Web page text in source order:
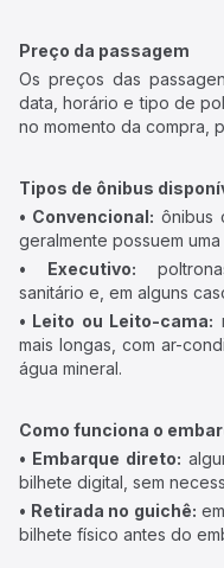
Preço da passagem
Os preços das
data, horário e tipo de
no momento da compra,
Tipos de ônibus
• Convencional: ônibus
geralmente possuem
• Executivo:
sanitário e, em alguns
• Leito ou Leito-cama:
mais longas, com ar-
água mineral.
Como funciona o
• Embarque direto:
bilhete digital, sem
• Retirada no guichê:
bilhete físico antes do